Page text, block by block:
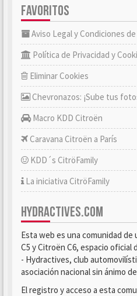
FAVORITOS
Aviso Legal y Condiciones
Política de Privacidad y
Eliminar Cookies
Chevronazos: ¡Sube tus
Macro KDD Citroën
Caravana Citroën a París
KDD´s CitröFamily
La iniciativa CitröFamily
HYDRACTIVES.COM
Esta web es una comunidad
C5 y Citroën C6, espacio oficial
- Hydractives, club
asociación nacional sin ánimo
El registro y acceso a esta